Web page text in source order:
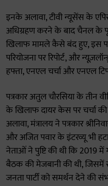
इनके अलावा, टीवी न्यूसेंस के
अधिग्रहण करने के बाद चैनल के
खिलाफ मामले कैसे बंद हुए, इस
परियोजना पर रिपोर्ट, और
हफ्ता, एनएल चर्चा और एनएल
पत्रकार अतुल चौरसिया के तीन
के खिलाफ दायर केस पर चर्चा
अलावा, मंत्रालय ने पत्रकार
और अजित पवार के इंटरव्यू भी
नेताओं ने पुष्टि की थी कि 2019
बैठक की मेजबानी की थी, जिसमें
जनता पार्टी को समर्थन देने की